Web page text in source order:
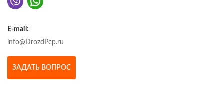
E-mail:
info@DrozdPcp.ru
ЗАДАТЬ ВОПРОС